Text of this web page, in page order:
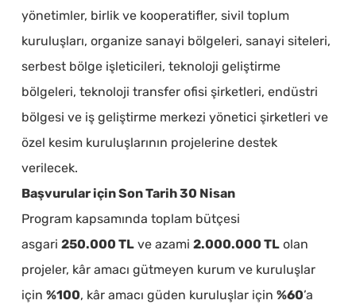
yönetimler, birlik ve kooperatifler, sivil toplum
kuruluşları, organize sanayi bölgeleri, sanayi siteleri,
serbest bölge işleticileri, teknoloji geliştirme
bölgeleri, teknoloji transfer ofisi şirketleri, endüstri
bölgesi ve iş geliştirme merkezi yönetici şirketleri ve
özel kesim kuruluşlarının projelerine destek
verilecek.
Başvurular için Son Tarih 30 Nisan
Program kapsamında toplam bütçesi
asgari 250.000 TLve azami 2.000.000 TLolan
projeler, kâr amacı gütmeyen kurum ve kuruluşlar
için %100, kâr amacı güden kuruluşlar için %60’a